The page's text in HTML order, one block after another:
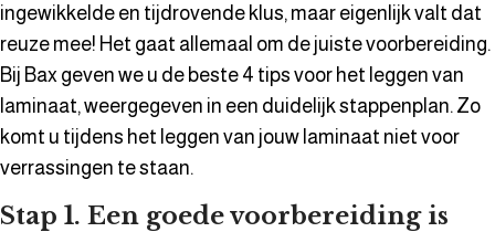
ingewikkelde en tijdrovende klus, maar eigenlijk valt dat
reuze mee! Het gaat allemaal om de juiste voorbereiding.
Bij Bax geven we u de beste 4 tips voor het leggen van
laminaat, weergegeven in een duidelijk stappenplan. Zo
komt u tijdens het leggen van jouw laminaat niet voor
verrassingen te staan.
Stap 1. Een goede voorbereiding is